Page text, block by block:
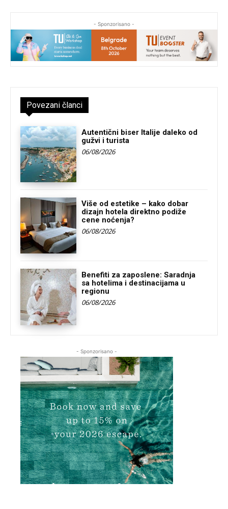
- Sponzorisano -
Povezani članci
Autentični biser Italije daleko od
gužvi i turista
06/08/2026
Više od estetike – kako dobar
dizajn hotela direktno podiže
cene noćenja?
06/08/2026
Benefiti za zaposlene: Saradnja
sa hotelima i destinacijama u
regionu
06/08/2026
- Sponzorisano -